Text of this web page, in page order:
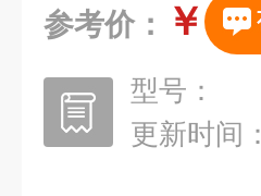
参考价： ￥
型号：
更新时间：